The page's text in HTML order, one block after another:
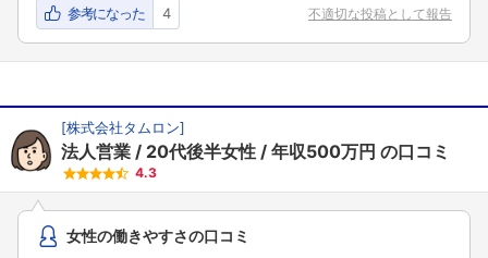
参考になった 4 不適切な投稿として報告
[株式会社タムロン]
法人営業 20代後半女性 年収500万円 の口コミ
4.3
女性の働きやすさの口コミ